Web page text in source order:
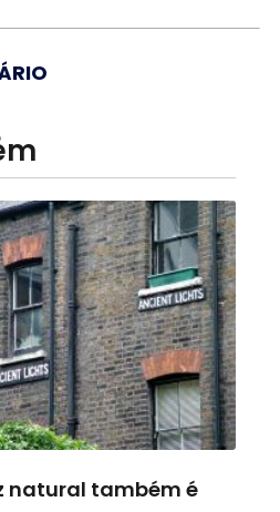
natural também é